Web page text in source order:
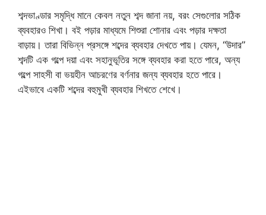
শব্দভাণ্ডার সমৃদ্ধি মানে কেবল নতুন শব্দ জানা নয়, বরং সেগুলোর সঠিক
ব্যবহারও শিখা। বই পড়ার মাধ্যমে শিশুরা শোনার এবং পড়ার দক্ষতা
বাড়ায়। তারা বিভিন্ন প্রসঙ্গে শব্দের ব্যবহার দেখতে পায়। যেমন, “উদার”
শব্দটি এক গল্পে দয়া এবং সহানুভূতির সঙ্গে ব্যবহার করা হতে পারে, অন্য
গল্পে সাহসী বা ভয়হীন আচরণের বর্ণনার জন্য ব্যবহার হতে পারে।
এইভাবে একটি শব্দের বহুমুখী ব্যবহার শিখতে শেখে।